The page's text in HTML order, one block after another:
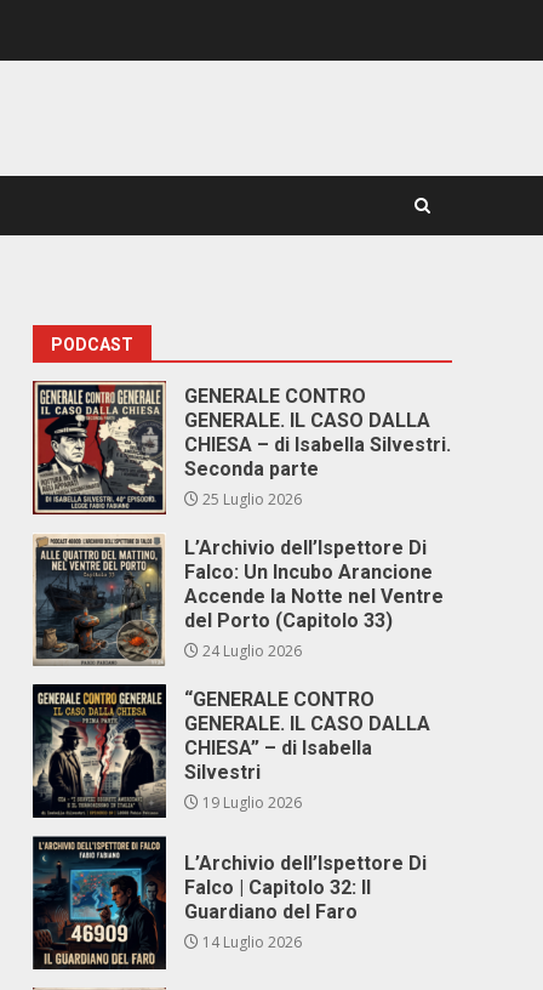
PODCAST
GENERALE CONTRO
GENERALE. IL CASO DALLA
CHIESA – di Isabella Silvestri.
Seconda parte
25 Luglio 2026
L’Archivio dell’Ispettore Di
Falco: Un Incubo Arancione
Accende la Notte nel Ventre
del Porto (Capitolo 33)
24 Luglio 2026
“GENERALE CONTRO
GENERALE. IL CASO DALLA
CHIESA” – di Isabella
Silvestri
19 Luglio 2026
L’Archivio dell’Ispettore Di
Falco | Capitolo 32: Il
Guardiano del Faro
14 Luglio 2026